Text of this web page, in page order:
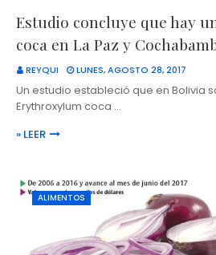
Estudio concluye que hay
coca en La Paz y
REYQUI LUNES, AGOSTO 28, 2017
Un estudio estableció que en Bolivia
Erythroxylum coca …
» LEER
ALIMENTOS